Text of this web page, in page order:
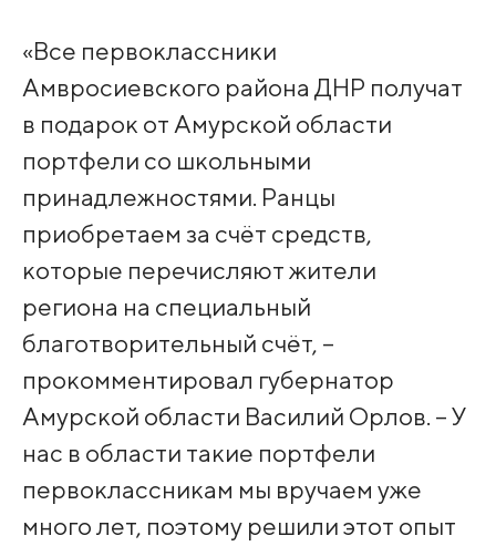
«Все первоклассники
Амвросиевского района ДНР получат
в подарок от Амурской области
портфели со школьными
принадлежностями. Ранцы
приобретаем за счёт средств,
которые перечисляют жители
региона на специальный
благотворительный счёт, –
прокомментировал губернатор
Амурской области Василий Орлов. – У
нас в области такие портфели
первоклассникам мы вручаем уже
много лет, поэтому решили этот опыт